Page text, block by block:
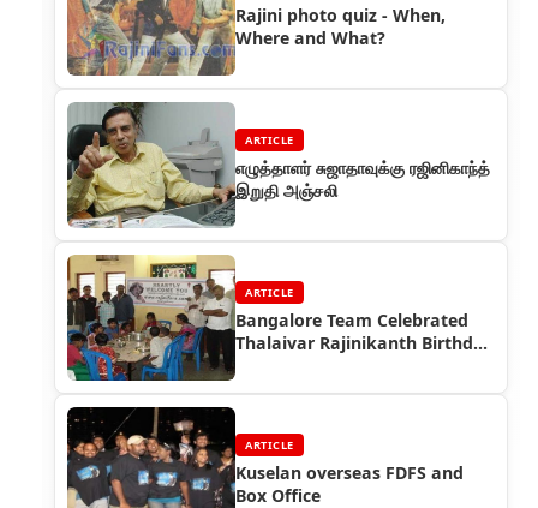
Rajini photo quiz - When,
Where and What?
ARTICLE
எழுத்தாளர் சுஜாதாவுக்கு ரஜினிகாந்த்
இறுதி அஞ்சலி
ARTICLE
Bangalore Team Celebrated
Thalaivar Rajinikanth Birthday
ARTICLE
Kuselan overseas FDFS and
Box Office